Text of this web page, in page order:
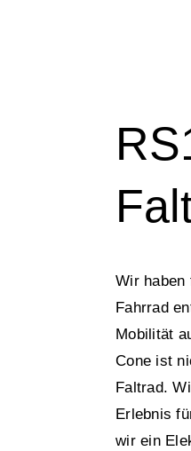
Wir haben
Fahrrad
Mobilität
Cone ist
Faltrad.
Erlebnis
wir ein